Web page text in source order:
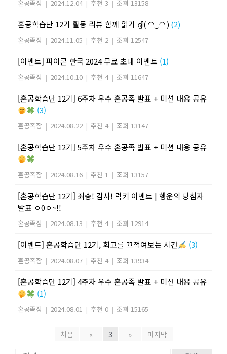
혼공족장 | 2024.12.04 | 추천 3 | 조회 13158
혼공학습단 12기 활동 리뷰 함께 읽기 ദ്ദി( ◠‿◠ ) (2)
혼공족장 | 2024.11.05 | 추천 2 | 조회 12547
[이벤트] 파이콘 한국 2024 무료 초대 이벤트 (1)
혼공족장 | 2024.10.10 | 추천 4 | 조회 11647
[혼공학습단 12기] 6주차 우수 혼공족 발표 + 미션 내용 공유
(3)
혼공족장 | 2024.08.22 | 추천 4 | 조회 13147
[혼공학습단 12기] 5주차 우수 혼공족 발표 + 미션 내용 공유
혼공족장 | 2024.08.16 | 추천 1 | 조회 13157
[혼공학습단 12기] 죄송! 감사! 럭키 이벤트 | 행운의 당첨자
발표 ㅇ0ㅇ~!!
혼공족장 | 2024.08.13 | 추천 4 | 조회 12914
[이벤트] 혼공학습단 12기, 회고를 끄적여보는 시간 (3)
혼공족장 | 2024.08.07 | 추천 4 | 조회 13934
[혼공학습단 12기] 4주차 우수 혼공족 발표 + 미션 내용 공유
(1)
혼공족장 | 2024.08.01 | 추천 0 | 조회 15165
처음 « 3 » 마지막